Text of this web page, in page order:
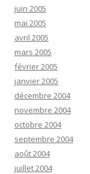
juin 2005
mai 2005
avril 2005
mars 2005
février 2005
janvier 2005
décembre 2004
novembre 2004
octobre 2004
septembre 2004
août 2004
juillet 2004